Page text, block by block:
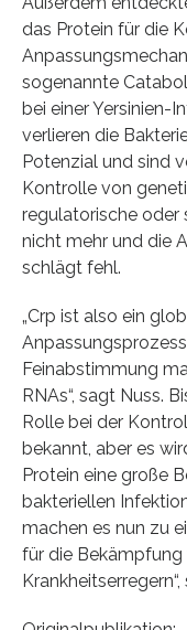
das Protein für die
sogenannte
bei einer Yersinien-
verlieren die
Potenzial und sind
Kontrolle von
regulatorische oder
nicht mehr und die
schlägt fehl.
„Crp ist also ein
Feinabstimmung
RNAs“, sagt Nuss.
Rolle bei der
bekannt, aber es
Protein eine große
bakteriellen
machen es nun zu
für die